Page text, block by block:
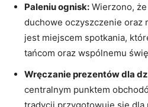
Paleniu ognisk: Wierzono,
duchowe oczyszczenie oraz
‌jest miejscem spotkania,
tańcom oraz wspólnemu
Wręczanie prezentów dla⁤
centralnym punktem